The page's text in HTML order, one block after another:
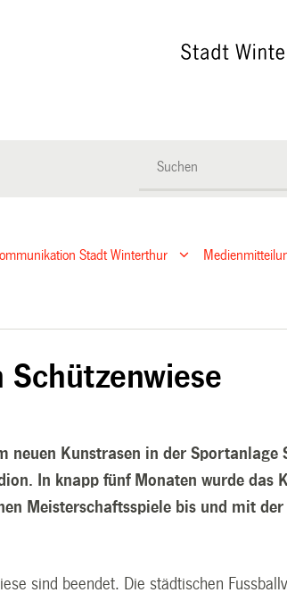
Stadt Winterthur
Kunstrasen in der Sportanlage
In knapp fünf Monaten wurde das
Meisterschaftsspiele bis und mit
sind beendet. Die städtischen